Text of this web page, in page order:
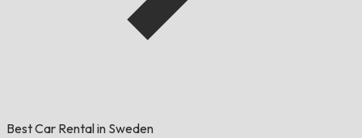
Best Car Rental in Sweden